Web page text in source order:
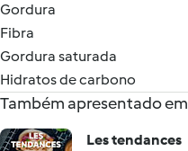
Gordura
Fibra
Gordura saturada
Hidratos de carbono
Também apresentado em
Les tendances